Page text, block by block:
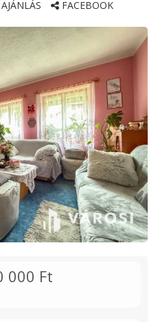
AJÁNLÁS FACEBOOK
000 Ft